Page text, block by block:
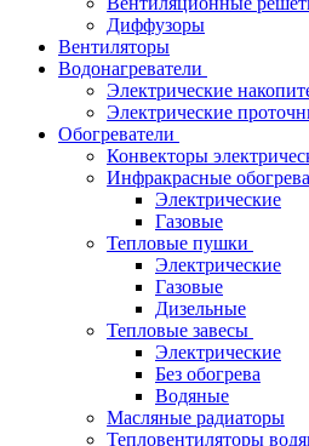
Диффузоры
Вентиляторы
Водонагреватели
Электрические
Электрические
Обогреватели
Конвекторы
Инфракрасные
Электрические
Газовые
Тепловые пушки
Электрические
Газовые
Дизельные
Тепловые завесы
Электрические
Без обогрева
Водяные
Масляные радиаторы
Тепловентиляторы